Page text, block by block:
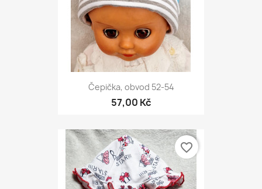
Čepička, obvod 52-54
57,00 Kč
favorite_border